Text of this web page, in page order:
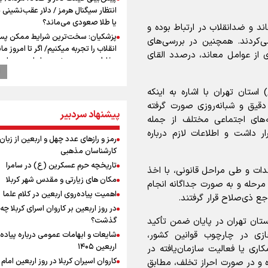
و ضدانقلاب در ارتباط بوده و
همچنین در بررسی‌های
عوامل معاند، درصدد القای
تهران با اشاره به اینکه
و شبانه‌روزی صورت گرفته
اجتماعی مختلف از جمله
داشت و اطلاعات لازم درباره
و طی مراحل قانونی، با اخذ
و به صورت جداگانه انجام
ذی‌صلاح قرار گرفتند.
تهران در پایان ضمن تأکید
در چارچوب قوانین کشور،
یا فعالیت سازمان‌یافته در
و در صورت احراز تخلف، مطابق
انتظار سیگنال هرمز / دلار
یا طلا صعودی می‌ماند؟
پزشکیان: سخت‌ترین شرایط ممکن
انقلاب را تجربه میکنیم/ اگر تا امروز
بخاطر همه‌ مردم نجیب ایران بوده
رهبر شهید مثل کوه پشتیبان و
رسانه‌ای اربعین از قاب دوربین خبرنگاران
ایلامی
وزیر خارجه مصر: رژیم اسراییل بدون
حقوق مشروع مردم فلسطین امنیت
داشت
مستمری مددجویان کفاف زندگی را
/ حمایت از ۱۹هزار زن‌ سرپرست خانوار
نشست وزیران خارجه مصر، ترکیه،
عربستان با محوریت تحولات منطقه
فیدان: حماس به تعهدات خود عمل
اسرائیل برنامه‌ای برای صلح ندارد
ارائه بیش از ۲ میلیون خدمات
پیشنهاد سردبیر
رمز و رازهای عدد چهل و اربعین از زبان
کارشناسان مذهبی
تاریخچه حرم عسکرین (ع) در سامرا
مکان های زیارتی و مقدس شهر کربلا
اهمیت پیاده‌روی اربعین در کلام علما
در روز اربعین بر کاروان اسرای کربلا چه
گذشت؟
شایعات و ابهامات عمومی درباره
اربعین ۱۴۰۵
کاروان اسیران کربلا در روز اربعین